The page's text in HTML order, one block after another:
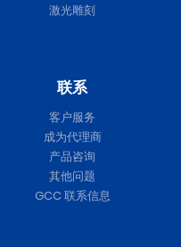
激光雕刻
联系
客户服务
成为代理商
产品咨询
其他问题
GCC 联系信息